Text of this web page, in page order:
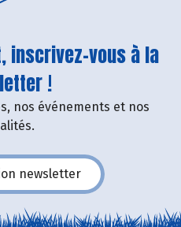
inscrivez-vous à la
!
nos événements et nos
newsletter